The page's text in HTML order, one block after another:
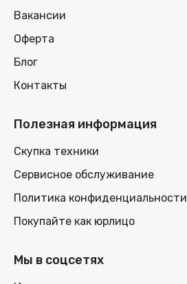
Вакансии
Оферта
Блог
Контакты
Полезная информация
Скупка техники
Сервисное обслуживание
Политика конфиденциальности
Покупайте как юрлицо
Мы в соцсетях